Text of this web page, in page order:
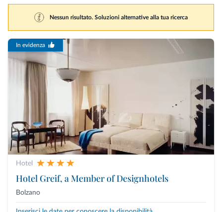
Nessun risultato. Soluzioni alternative alla tua ricerca
In evidenza
Hotel
Hotel Greif, a Member of Designhotels
Bolzano